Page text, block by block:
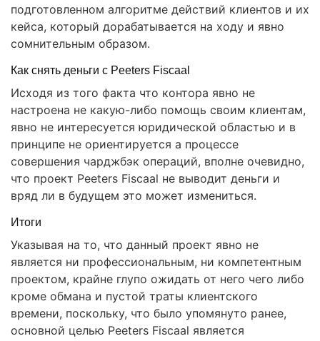
подготовленном алгоритме действий клиентов и их
кейса, который дорабатывается на ходу и явно
сомнительным образом.
Как снять деньги с Peeters Fiscaal
Исходя из того факта что контора явно не
настроена не какую-либо помощь своим клиентам,
явно не интересуется юридической областью и в
принципе не ориентируется а процессе
совершения чарджбэк операций, вполне очевидно,
что проект Peeters Fiscaal не выводит деньги и
вряд ли в будущем это может измениться.
Итоги
Указывая на то, что данный проект явно не
является ни профессиональным, ни компетентным
проектом, крайне глупо ожидать от него чего либо
кроме обмана и пустой траты клиентского
времени, поскольку, что было упомянуто ранее,
основной целью Peeters Fiscaal является